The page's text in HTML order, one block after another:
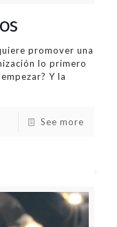
promover una
lo primero
Y la
See more